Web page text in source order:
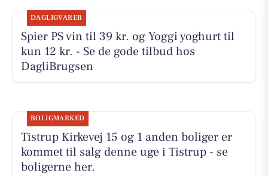
DAGLIGVARER
Spier PS vin til 39 kr. og Yoggi yoghurt til
kun 12 kr. - Se de gode tilbud hos
DagliBrugsen
BOLIGMARKED
Tistrup Kirkevej 15 og 1 anden boliger er
kommet til salg denne uge i Tistrup - se
boligerne her.